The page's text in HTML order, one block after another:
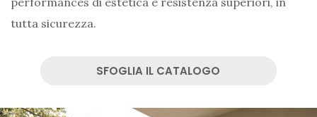
tutta sicurezza.
SFOGLIA IL CATALOGO